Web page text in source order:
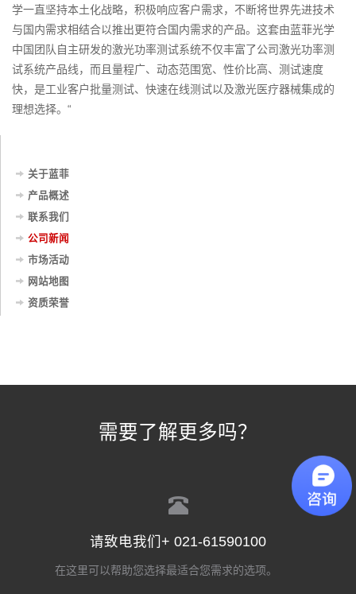
学一直坚持本土化战略，积极响应客户需求，不断将世界先进技术
与国内需求相结合以推出更符合国内需求的产品。这套由蓝菲光学
中国团队自主研发的激光功率测试系统不仅丰富了公司激光功率测
试系统产品线，而且量程广、动态范围宽、性价比高、测试速度
快，是工业客户批量测试、快速在线测试以及激光医疗器械集成的
理想选择。“
关于蓝菲
产品概述
联系我们
公司新闻
市场活动
网站地图
资质荣誉
需要了解更多吗？
请致电我们+ 021-61590100
在这里可以帮助您选择最适合您需求的选项。